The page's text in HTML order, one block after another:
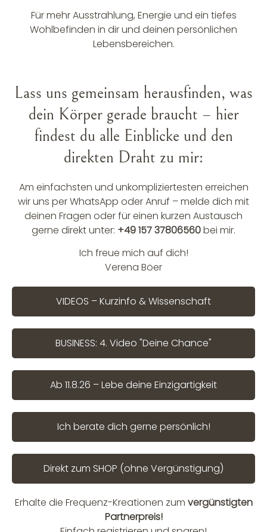
Für mehr Ausstrahlung, Energie und ein tiefes
Wohlbefinden in dir und deinen persönlichen
Lebensbereichen.
Lass uns gemeinsam herausfinden, was
dein Körper gerade braucht – hier
findest du alle Einblicke und den
direkten Draht zu mir:
Am einfachsten und unkompliziertesten erreichen
wir uns per WhatsApp oder Anruf – melde dich mit
deinen Fragen oder für einen kurzen Austausch
gerne direkt unter: +49 157 37806560bei mir.
Ich freue mich auf dich!
Verena Böer
VIDEOS – Kurzinfo & Wissenschaft
BUSINESS: 4. Video "Deine Chance"
Ab 11.8.26 – Lebe deine Einzigartigkeit
Ich berate dich gerne persönlich!
Direkt zum SHOP (ohne Vergünstigung)
Erhalte die Frequenz-Kreationen zum vergünstigten
Partnerpreis!